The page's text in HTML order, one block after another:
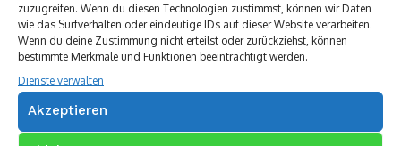
zuzugreifen. Wenn du diesen Technologien zustimmst, können wir Daten
wie das Surfverhalten oder eindeutige IDs auf dieser Website verarbeiten.
Wenn du deine Zustimmung nicht erteilst oder zurückziehst, können
bestimmte Merkmale und Funktionen beeinträchtigt werden.
Dienste verwalten
Akzeptieren